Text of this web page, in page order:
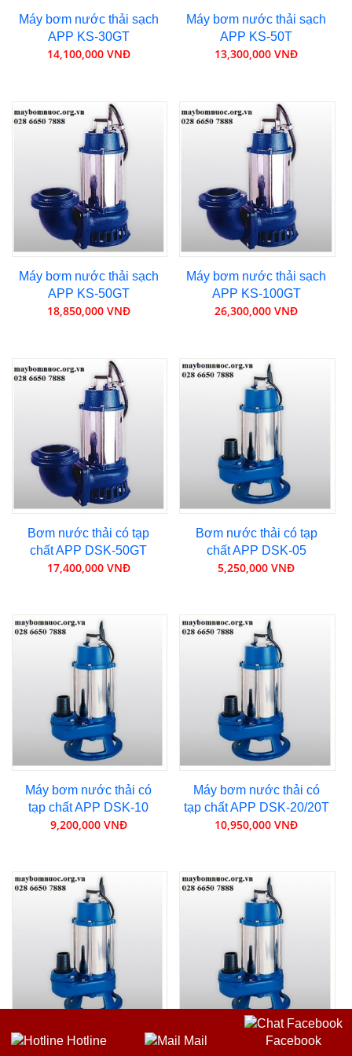
Hotline Mail Facebook
Máy bơm nước thải sạch
APP KS-30GT
14,100,000 VNĐ
Máy bơm nước thải sạch
APP KS-50T
13,300,000 VNĐ
Máy bơm nước thải sạch
APP KS-50GT
18,850,000 VNĐ
Máy bơm nước thải sạch
APP KS-100GT
26,300,000 VNĐ
Bơm nước thải có tạp
chất APP DSK-50GT
17,400,000 VNĐ
Bơm nước thải có tạp
chất APP DSK-05
5,250,000 VNĐ
Máy bơm nước thải có
tạp chất APP DSK-10
9,200,000 VNĐ
Máy bơm nước thải có
tạp chất APP DSK-20/20T
10,950,000 VNĐ
Máy bơm nước thải có Máy bơm nước thải có